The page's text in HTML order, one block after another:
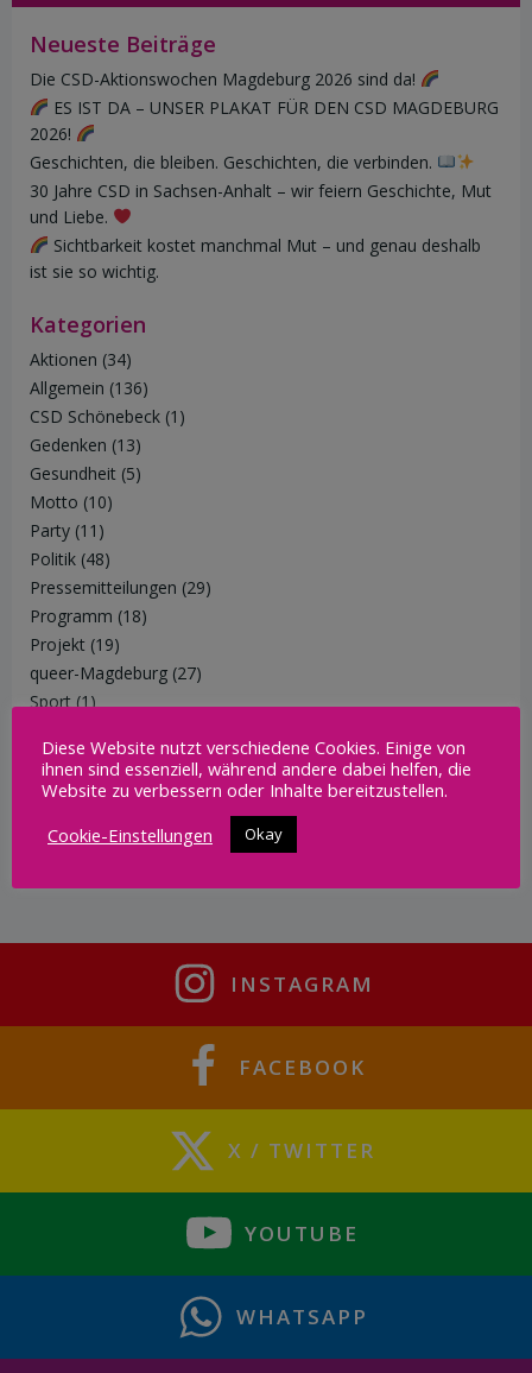
Neueste Beiträge
Die CSD-Aktionswochen Magdeburg 2026 sind da!
ES IST DA – UNSER PLAKAT FÜR DEN CSD MAGDEBURG
2026!
Geschichten, die bleiben. Geschichten, die verbinden.
30 Jahre CSD in Sachsen-Anhalt – wir feiern Geschichte, Mut
und Liebe.
Sichtbarkeit kostet manchmal Mut – und genau deshalb
ist sie so wichtig.
Kategorien
Aktionen (34)
Allgemein (136)
CSD Schönebeck (1)
Gedenken (13)
Gesundheit (5)
Motto (10)
Party (11)
Politik (48)
Pressemitteilungen (29)
Programm (18)
Projekt (19)
queer-Magdeburg (27)
Sport (1)
Trauer(1)
Vernetzung(51)
INSTAGRAM
FACEBOOK
X / TWITTER
YOUTUBE
WHATSAPP
Diese Website nutzt verschiedene Cookies. Einige von
ihnen sind essenziell, während andere dabei helfen, die
Website zu verbessern oder Inhalte bereitzustellen.
Cookie-Einstellungen
Okay